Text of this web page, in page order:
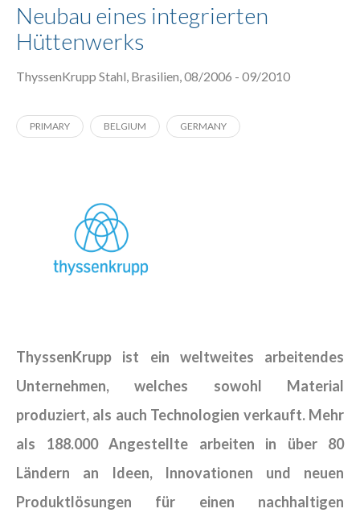
Neubau eines integrierten
Hüttenwerks
ThyssenKrupp Stahl, Brasilien, 08/2006 - 09/2010
PRIMARY BELGIUM GERMANY
ThyssenKrupp ist ein weltweites arbeitendes
Unternehmen, welches sowohl Material
produziert, als auch Technologien verkauft. Mehr
als 188.000 Angestellte arbeiten in über 80
Ländern an Ideen, Innovationen und neuen
Produktlösungen für einen nachhaltigen